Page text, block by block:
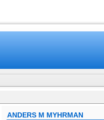
ANDERS M MYHRMAN